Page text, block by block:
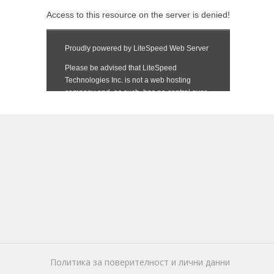
Политика за поверителност и лични данни